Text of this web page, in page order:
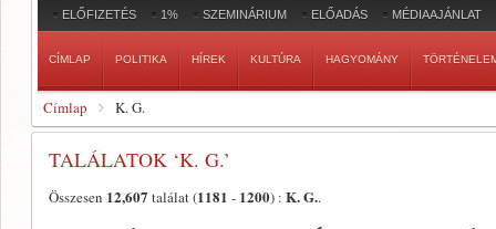
ELŐFIZETÉS 1% SZEMINÁRIUM ELŐADÁS MÉDIAAJÁNLAT
CÍMLAP POLITIKA HÍREK KULTÚRA HAGYOMÁNY
Címlap K. G.
TALÁLATOK ‘K. G.’
Összesen 12,607 találat (1181 - 1200) : K. G..